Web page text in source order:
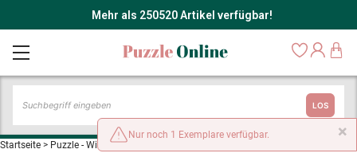
Mehr als 250520 Artikel verfügbar!
LOS
Startseite > Puzzle - Wilde Tiere
×
Nur noch 1 Exemplare verfügbar.